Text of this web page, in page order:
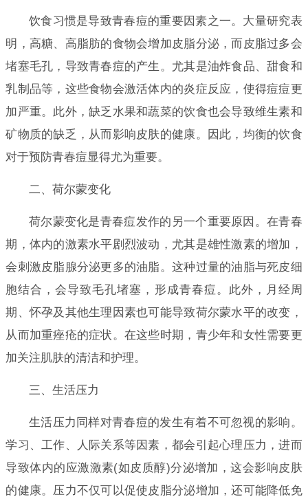
饮食习惯是导致青春痘的重要因素之一。大量研究表
明，高糖、高脂肪的食物会增加皮脂分泌，而皮脂过多会
堵塞毛孔，导致青春痘的产生。尤其是油炸食品、甜食和
乳制品等，这些食物会激活体内的炎症反应，使得痘痘更
加严重。此外，缺乏水果和蔬菜的饮食也会导致维生素和
矿物质的缺乏，从而影响皮肤的健康。因此，均衡的饮食
对于预防青春痘显得尤为重要。
二、荷尔蒙变化
荷尔蒙变化是青春痘发作的另一个重要原因。在青春
期，体内的激素水平剧烈波动，尤其是雄性激素的增加，
会刺激皮脂腺分泌更多的油脂。这种过量的油脂与死皮细
胞结合，会导致毛孔堵塞，形成青春痘。此外，月经周
期、怀孕及其他生理因素也可能导致荷尔蒙水平的改变，
从而加重痤疮的症状。在这些时期，青少年和女性需要更
加关注肌肤的清洁和护理。
三、生活压力
生活压力同样对青春痘的发生有着不可忽视的影响。
学习、工作、人际关系等因素，都会引起心理压力，进而
导致体内的应激激素(如皮质醇)分泌增加，这会影响皮肤
的健康。压力不仅可以促使皮脂分泌增加，还可能降低免